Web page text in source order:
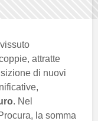
attratte
di nuovi
. Nel
la somma